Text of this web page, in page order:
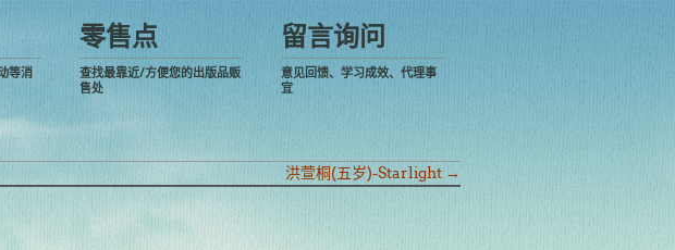
等消
零售点
查找最靠近/方便您的出版品贩
售处
留言询问
意见回馈、学习成效、代理事
宜
洪萱桐(五岁)-Starlight →